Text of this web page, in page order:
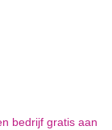
bedrijf gratis aan